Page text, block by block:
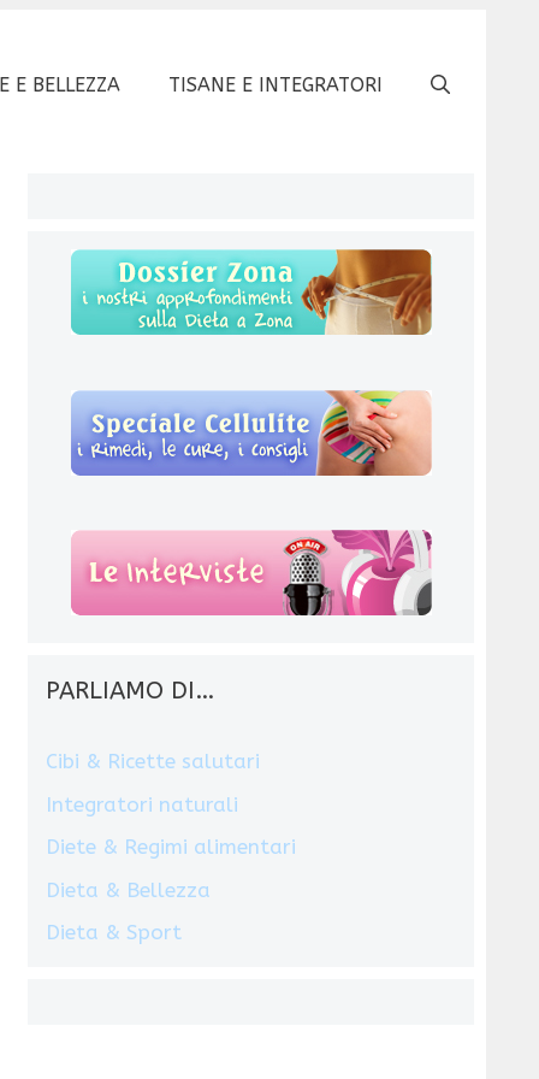
E BELLEZZA TISANE E INTEGRATORI
PARLIAMO DI…
Cibi & Ricette salutari
Integratori naturali
Diete & Regimi alimentari
Dieta & Bellezza
Dieta & Sport